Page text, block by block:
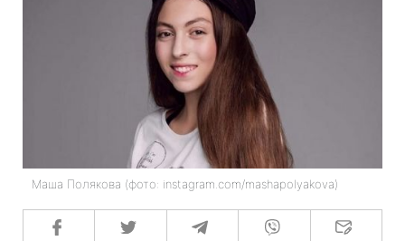
Маша Полякова (фото: instagram.com/mashapolyakova)